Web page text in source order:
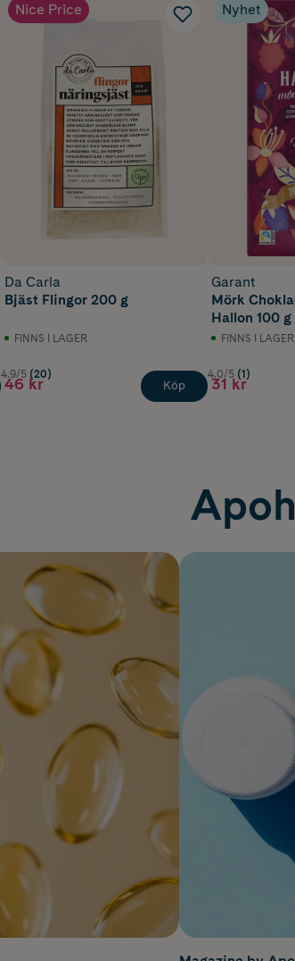
Nice Price
Da Carla
Bjäst Flingor 200 g
FINNS I LAGER
4.9/5 (20)
46 kr Köp
Nyhet
Garant
Mörk
Hallon 100 g
FINNS I LAGER
4.0/5 (1)
31 kr